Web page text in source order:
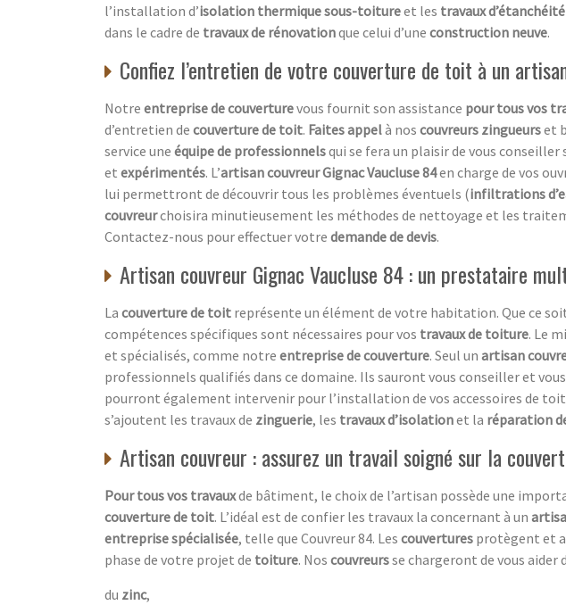
l’installation d’isolation thermique sous-toitureet les travaux d’étanchéité
dans le cadre de travaux de rénovationque celui d’une construction neuve.
Confiez l’entretien de votre couverture de toit à un
Notre entreprise de couverturevous fournit son assistance pour tous vos
d’entretien de couverture de toit. Faites appelà nos couvreurs zingueurset
service une équipe de professionnelsqui se fera un plaisir de vous
et expérimentés. L’artisan couvreur Gignac Vaucluse 84en charge de vos
lui permettront de découvrir tous les problèmes éventuels (infiltrations
couvreurchoisira minutieusement les méthodes de nettoyage et les
Contactez-nous pour effectuer votre demande de devis.
Artisan couvreur Gignac Vaucluse 84 : un prestataire
La couverture de toit représente un élément de votre habitation. Que ce
compétences spécifiques sont nécessaires pour vos travaux de toiture. Le
et spécialisés, comme notre entreprise de couverture. Seul un artisan
professionnels qualifiés dans ce domaine. Ils sauront vous conseiller et
pourront également intervenir pour l’installation de vos accessoires de
s’ajoutent les travaux de zinguerie, les travaux d’isolationet la réparation
Artisan couvreur : assurez un travail soigné sur la
Pour tous vos travauxde bâtiment, le choix de l’artisan possède une
couverture de toit. L’idéal est de confier les travaux la concernant à un
entreprise spécialisée, telle que Couvreur 84. Les couvertures protègent et
phase de votre projet de toiture. Nos couvreursse chargeront de vous
du zinc,